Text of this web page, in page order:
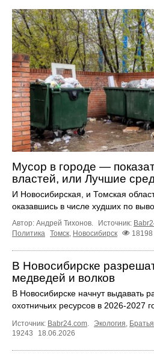
Мусор в городе —
властей, или Лучшие
И Новосибирская, и Томская
оказавшись в числе худших по
Автор: Андрей Тихонов. Источник:
Политика Томск, Новосибирск 18198
В Новосибирске
медведей и волков
В Новосибирске начнут выдавать
охотничьих ресурсов в 2026-2027
Источник: Babr24.com Экология
19243
18.06.2026